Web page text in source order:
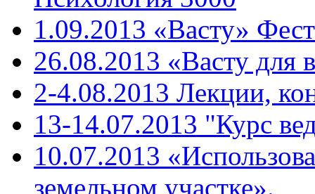
1.09.2013 «Васту»
26.08.2013 «Васту для
2-4.08.2013 Лекции,
13-14.07.2013 "Курс
10.07.2013
земельном участке».